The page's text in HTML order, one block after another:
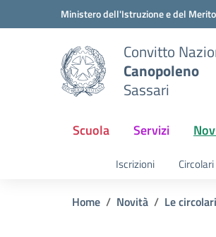
Vai ai contenuti
Vai al menu di navigazioneMinistero dell'Istruzione e del Merito
Convitto
Canopoleno
Sassari
Scuola Servizi
Iscrizioni Circolari
Home Novità Le circolari